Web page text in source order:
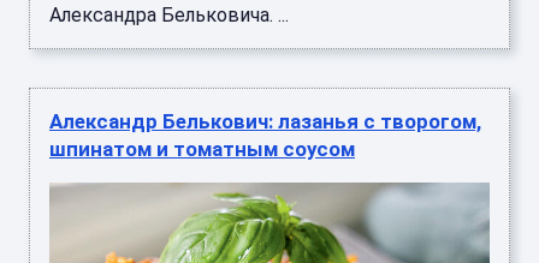
Александра Бельковича. ...
Александр Белькович: лазанья с творогом,
шпинатом и томатным соусом